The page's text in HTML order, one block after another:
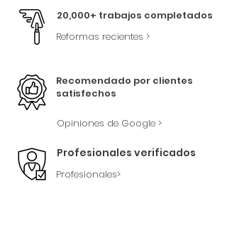
20,000+ trabajos completados
Reformas recientes >
Recomendado por clientes
satisfechos
Opiniones de Google >
Profesionales verificados
Profesionales>